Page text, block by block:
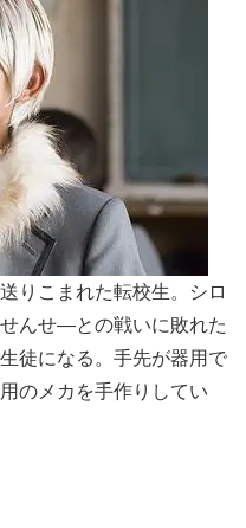
りこまれた転校生。シロ
んせ―との戦いに敗れた
徒になる。手先が器用で
のメカを手作りしてい